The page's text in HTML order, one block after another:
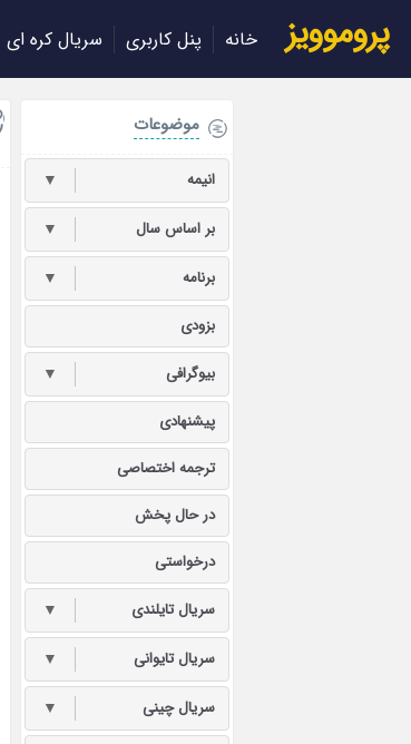
پروموویز خانه پنل کاربری سریال کره ای
موضوعات
انیمه ▼
بر اساس سال ▼
برنامه ▼
بزودی
بیوگرافی ▼
پیشنهادی
ترجمه اختصاصی
در حال پخش
درخواستی
سریال تایلندی ▼
سریال تایوانی ▼
سریال چینی ▼